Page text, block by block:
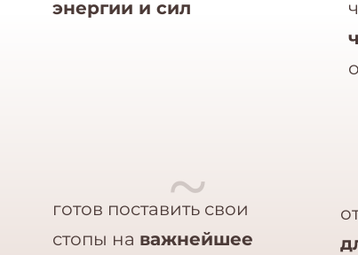
энергии и сил
готов поставить свои
стопы на важнейшее
~